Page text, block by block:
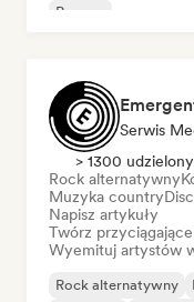
Reggae
> 1300
Rock alternatywny
Muzyka country
Napisz artykuły
Twórz
Wyemituj artystów
Rock alternatywny